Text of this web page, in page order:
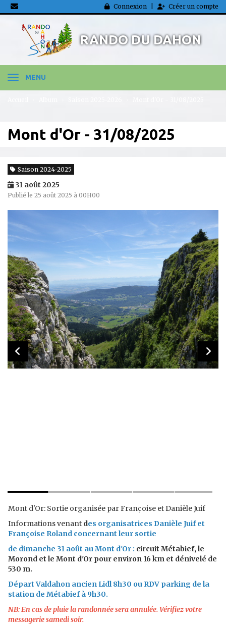
Connexion Créer un compte
RANDO DU DAHON
MENU
Mont d'Or - 31/08/2025
Saison 2024-2025
31 août 2025
Publié le 25 août 2025 à 00H00
Mont d'Or: Sortie organisée par Françoise et Danièle Juif
Informations venant des organisatrices Danièle Juif et
Françoise Roland concernant leur sortie
de dimanche 31 août au Mont d'Or : circuit Métabief, le
Morond et le Mont d'Or pour environ 16 km et dénivelé de
530 m.
Départ Valdahon ancien Lidl 8h30 ou RDV parking de la
station de Métabief à 9h30.
NB: En cas de pluie la randonnée sera annulée. Vérifiez votre
messagerie samedi soir.
Panneau de gestion des cookies